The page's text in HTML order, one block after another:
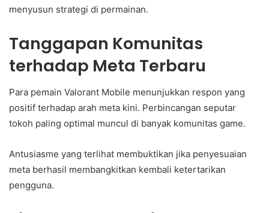
menyusun strategi di permainan.
Tanggapan Komunitas
terhadap Meta Terbaru
Para pemain Valorant Mobile menunjukkan respon yang
positif terhadap arah meta kini. Perbincangan seputar
tokoh paling optimal muncul di banyak komunitas game.
Antusiasme yang terlihat membuktikan jika penyesuaian
meta berhasil membangkitkan kembali ketertarikan
pengguna.